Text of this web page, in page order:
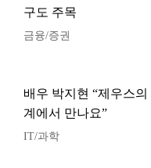
구도 주목
금융/증권
배우 박지현 “제우스의
계에서 만나요”
IT/과학